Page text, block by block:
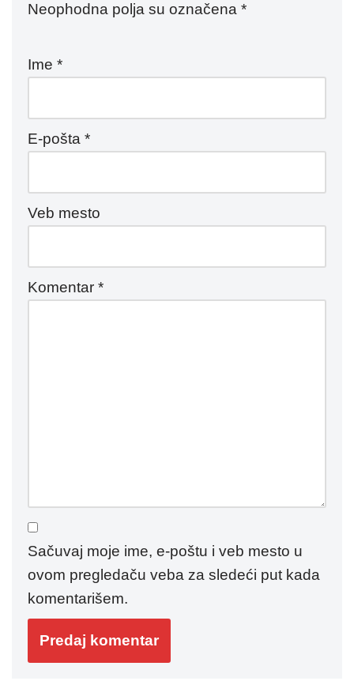
Neophodna polja su označena *
Ime *
E-pošta *
Veb mesto
Komentar *
Sačuvaj moje ime, e-poštu i veb mesto u
ovom pregledaču veba za sledeći put kada
komentarišem.